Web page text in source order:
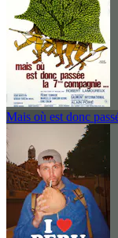
Mais où est donc